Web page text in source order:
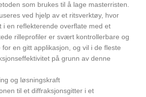
som brukes til å lage masterristen.
ved hjelp av et ritsverktøy, hvor
i en reflekterende overflate med et
rilleprofiler er svært kontrollerbare og
en gitt applikasjon, og vil i de fleste
på grunn av denne
og løsningskraft
til et diffraksjonsgitter i et